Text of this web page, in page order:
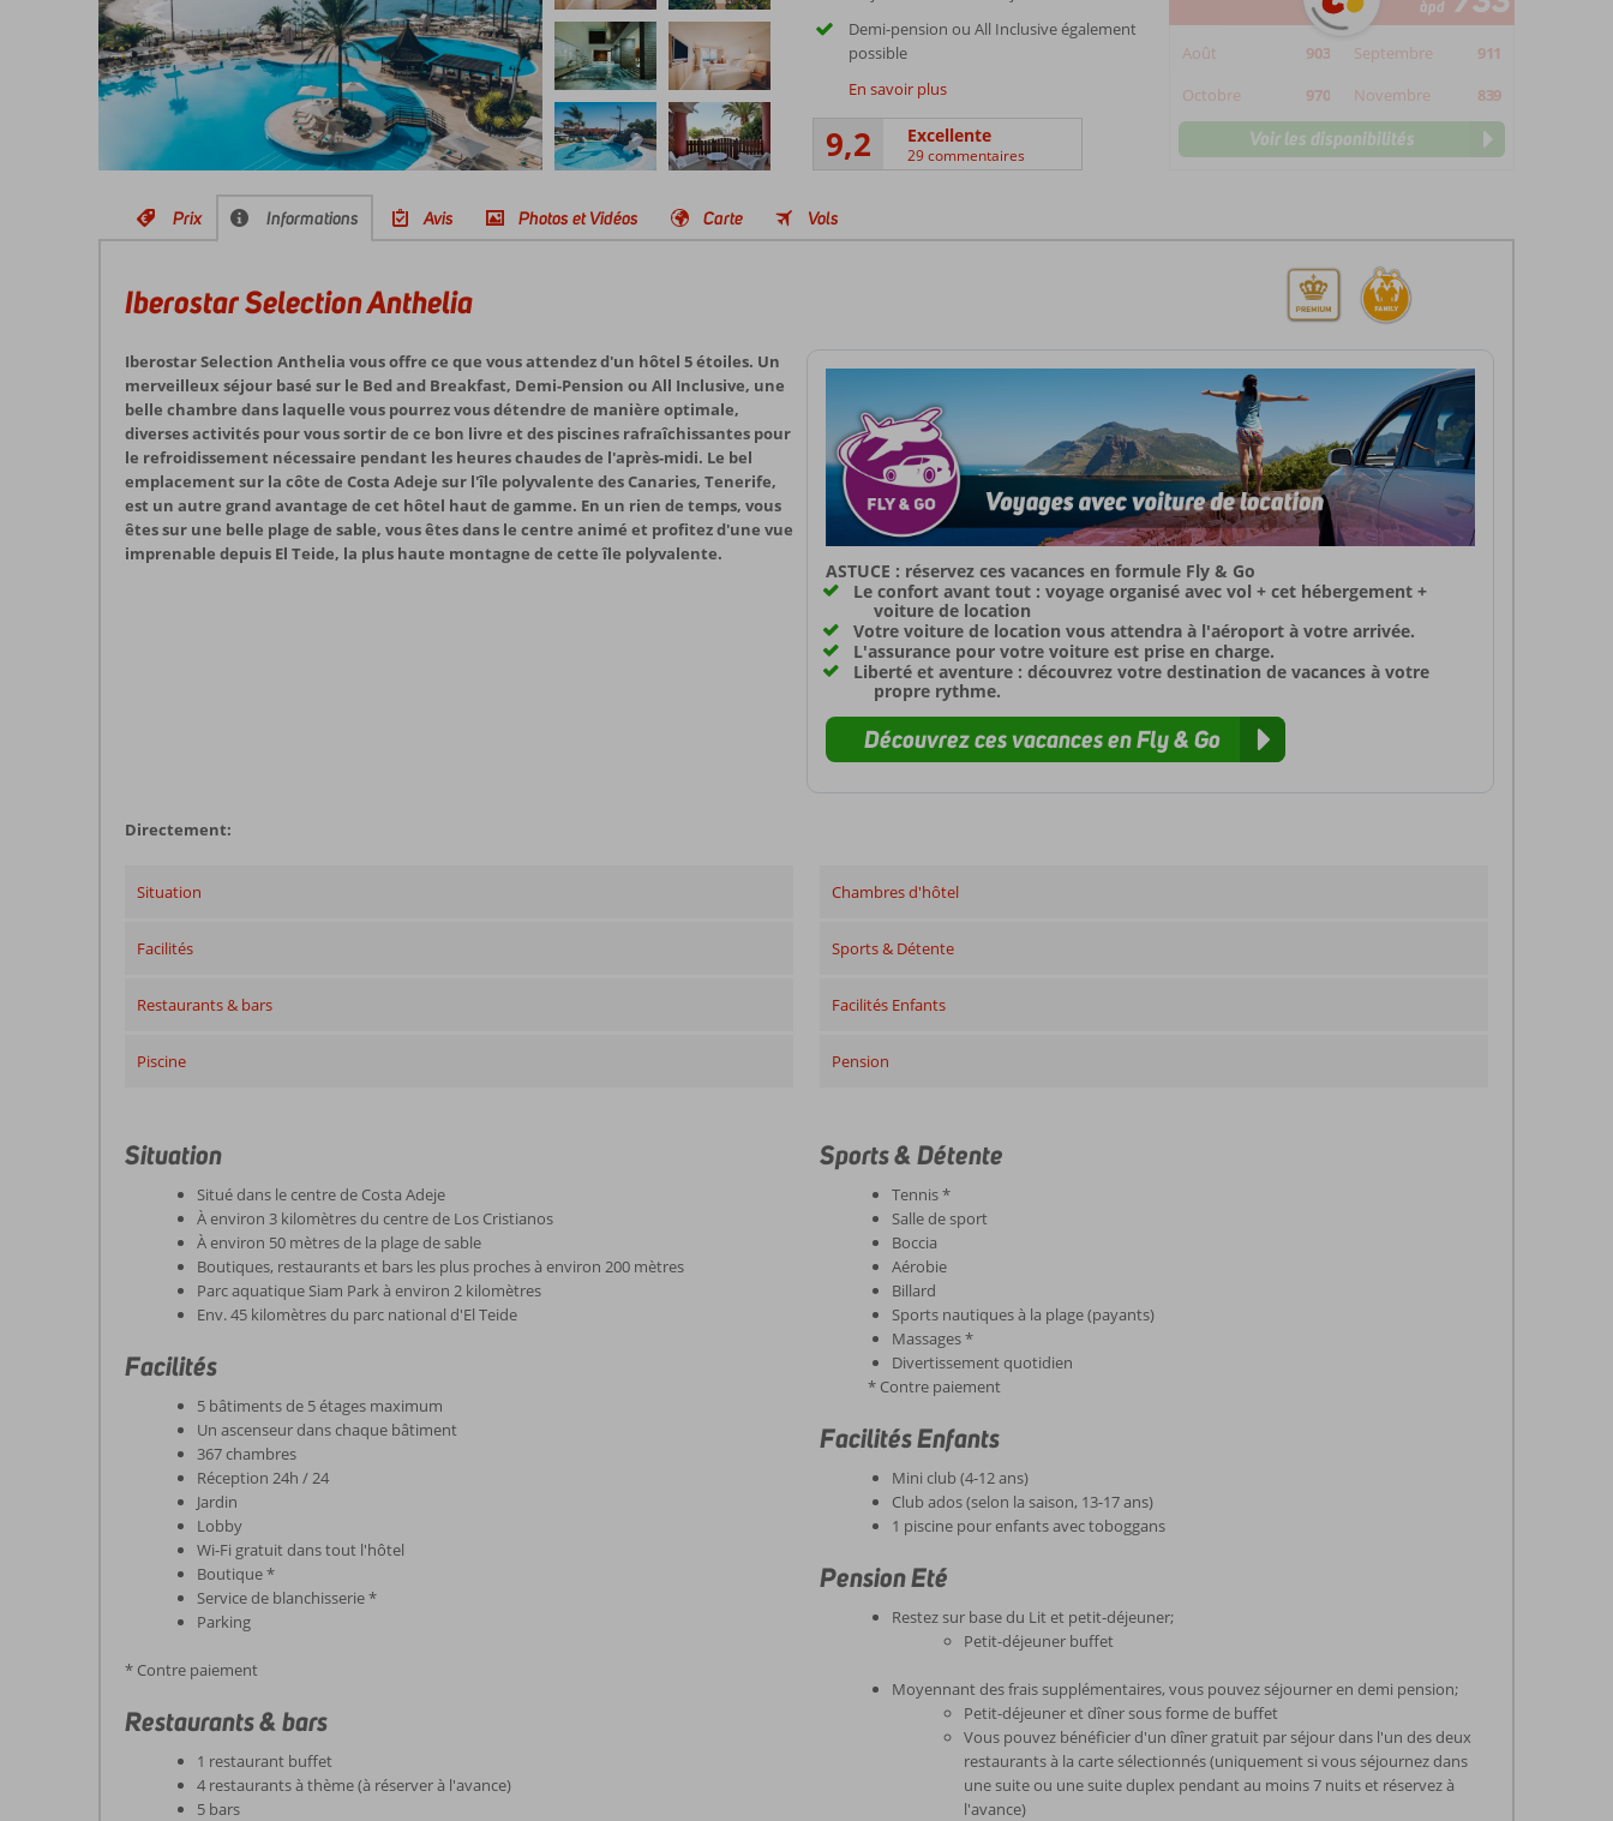
Demi-pension ou All Inclusive également
possible
En savoir plus
9,2 Excellente
29 commentaires
àpd
Août 903 Septembre
911
Octobre
970 Novembre 839
Voir les disponibilités
Prix Informations Avis Photos et Vidéos Carte Vols
Iberostar Selection Anthelia
Iberostar Selection Anthelia vous offre ce que vous attendez d'un hôtel 5 étoiles. Un
merveilleux séjour basé sur le Bed and Breakfast, Demi-Pension ou All Inclusive, une
belle chambre dans laquelle vous pourrez vous détendre de manière optimale,
diverses activités pour vous sortir de ce bon livre et des piscines rafraîchissantes pour
le refroidissement nécessaire pendant les heures chaudes de l'après-midi. Le bel
emplacement sur la côte de Costa Adeje sur l'île polyvalente des Canaries, Tenerife,
est un autre grand avantage de cet hôtel haut de gamme. En un rien de temps, vous
êtes sur une belle plage de sable, vous êtes dans le centre animé et profitez d'une vue
imprenable depuis El Teide, la plus haute montagne de cette île polyvalente.
ASTUCE : réservez ces vacances en formule Fly & Go
Le confort avant tout : voyage organisé avec vol + cet hébergement +
voiture de location
Votre voiture de location vous attendra à l'aéroport à votre arrivée.
L'assurance pour votre voiture est prise en charge.
Liberté et aventure : découvrez votre destination de vacances à votre
propre rythme.
Découvrez ces vacances en Fly & Go
Directement:
Situation
Facilités
Restaurants & bars
Piscine
Chambres d'hôtel
Sports & Détente
Facilités Enfants
Pension
Situation
Situé dans le centre de Costa Adeje
À environ 3 kilomètres du centre de Los Cristianos
À environ 50 mètres de la plage de sable
Boutiques, restaurants et bars les plus proches à environ 200 mètres
Parc aquatique Siam Park à environ 2 kilomètres
Env. 45 kilomètres du parc national d'El Teide
Facilités
5 bâtiments de 5 étages maximum
Un ascenseur dans chaque bâtiment
367 chambres
Réception 24h / 24
Jardin
Lobby
Wi-Fi gratuit dans tout l'hôtel
Boutique *
Service de blanchisserie *
Parking
* Contre paiement
Restaurants & bars
1 restaurant buffet
4 restaurants à thème (à réserver à l'avance)
5 bars
Sports & Détente
Tennis *
Salle de sport
Boccia
Aérobie
Billard
Sports nautiques à la plage (payants)
Massages *
Divertissement quotidien
* Contre paiement
Facilités Enfants
Mini club (4-12 ans)
Club ados (selon la saison, 13-17 ans)
1 piscine pour enfants avec toboggans
Pension Eté
Restez sur base du Lit et petit-déjeuner;
Petit-déjeuner buffet
Moyennant des frais supplémentaires, vous pouvez séjourner en demi pension;
Petit-déjeuner et dîner sous forme de buffet
Vous pouvez bénéficier d'un dîner gratuit par séjour dans l'un des deux
restaurants à la carte sélectionnés (uniquement si vous séjournez dans
une suite ou une suite duplex pendant au moins 7 nuits et réservez à
l'avance)